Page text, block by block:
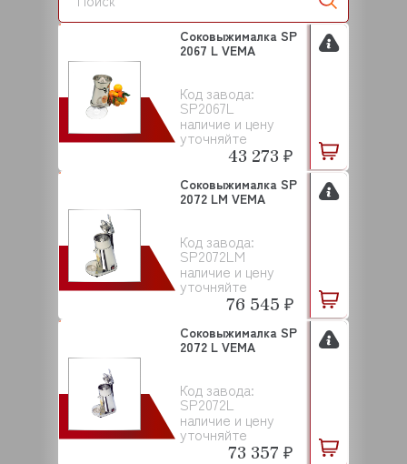
Код завода:
SP2067L
наличие и цену
уточняйте
Соковыжималка SP
2067 L VEMA
43 273 ₽
Код завода:
SP2072LM
наличие и цену
уточняйте
Соковыжималка SP
2072 LM VEMA
76 545 ₽
Код завода:
SP2072L
наличие и цену
уточняйте
Соковыжималка SP
2072 L VEMA
73 357 ₽